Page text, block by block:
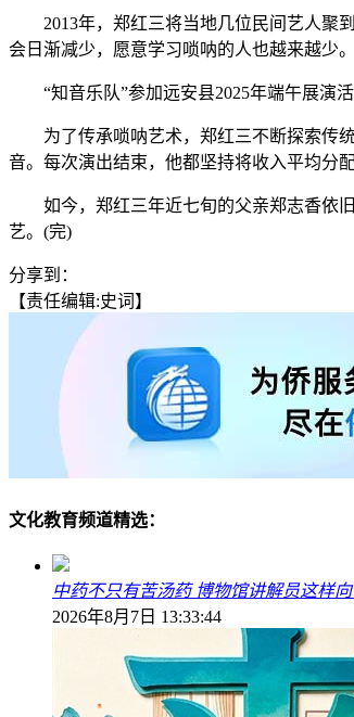
2013年，郑红三将当地几位民间艺人聚到
会日渐减少，愿意学习唢呐的人也越来越少。
“知音乐队”参加远安县2025年端午展演
为了传承唢呐艺术，郑红三不断探索传统
音。每次演出结束，他都坚持将收入平均分
如今，郑红三年近七旬的父亲郑志香依旧
艺。(完)
分享到：
【责任编辑:史词】
文化教育频道精选：
中药不只有苦汤药 博物馆讲解员这样
2026年8月7日 13:33:44